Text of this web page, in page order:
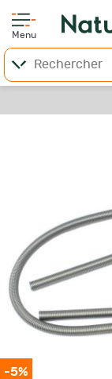
Menu
-5%